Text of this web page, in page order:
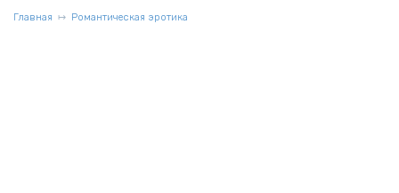
Главная Романтическая эротика